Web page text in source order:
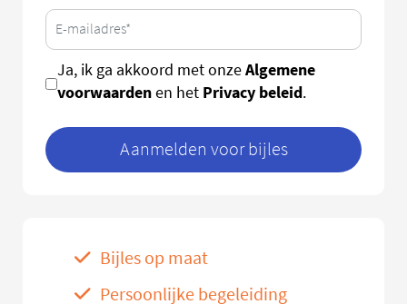
Ja, ik ga akkoord met onzeAlgemene
voorwaardenen het Privacy beleid.
Aanmelden voor bijles
Bijles op maat
Persoonlijke begeleiding